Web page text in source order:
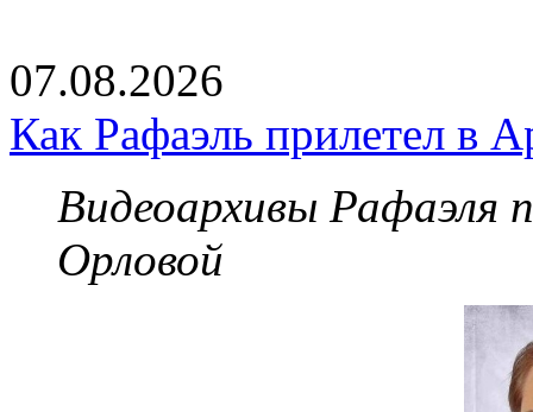
07.08.2026
Как Рафаэль прилетел в
Видеоархивы Рафаэля
Орловой